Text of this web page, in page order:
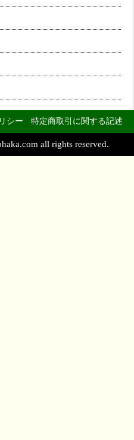
シー 特定商取引に関する記述
all rights reserved.